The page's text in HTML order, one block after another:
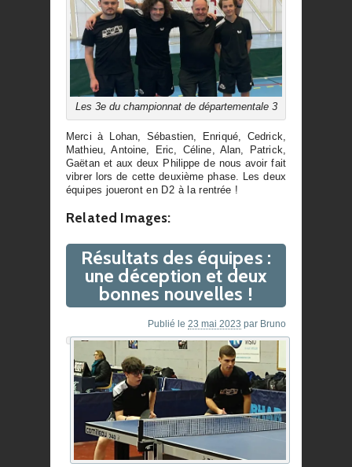
Les 3e du championnat de départementale 3
Merci à Lohan, Sébastien, Enriqué, Cedrick,
Mathieu, Antoine, Eric, Céline, Alan, Patrick,
Gaëtan et aux deux Philippe de nous avoir fait
vibrer lors de cette deuxième phase. Les deux
équipes joueront en D2 à la rentrée !
Related Images:
Résultats des équipes :
une déception et deux
bonnes nouvelles !
Publié le 23 mai 2023 par Bruno